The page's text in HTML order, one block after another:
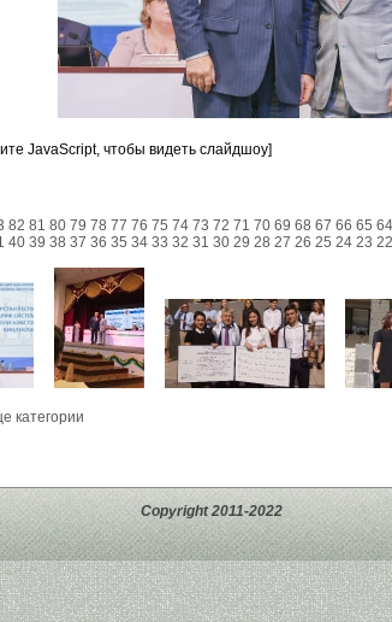
JavaScript, чтобы видеть слайдшоу]
82 81 80 79 78 77 76 75 74 73 72 71 70 69 68 67 66 65 64
40 39 38 37 36 35 34 33 32 31 30 29 28 27 26 25 24 23 22
категории
Copyright 2011-2022